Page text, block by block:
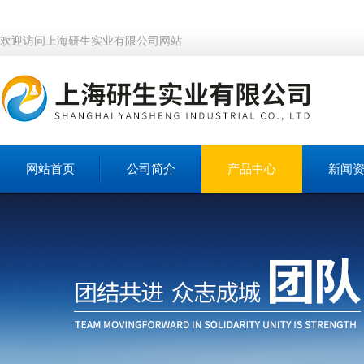
欢迎访问上海研生实业有限公司网站
网站首页 公司简介 产品中心 新闻